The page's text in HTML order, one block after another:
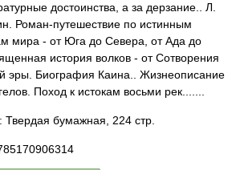
достоинства, а за дерзание.. Л.
Роман-путешествие по истинным
мира - от Юга до Севера, от Ада до
история волков - от Сотворения
эры. Биография Каина.. Жизнеописание
Поход к истокам восьми рек.......
бумажная, 224 стр.